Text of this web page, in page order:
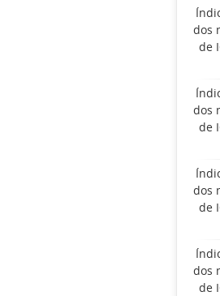
dos
de
dos
de
dos
de
dos
de